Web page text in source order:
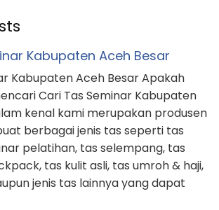
Kabupaten Aceh Besar
Kabupaten Aceh Besar Apakah
Cari Tas Seminar Kabupaten
kenal kami merupakan produsen
berbagai jenis tas seperti tas
pelatihan, tas selempang, tas
tas kulit asli, tas umroh & haji,
jenis tas lainnya yang dapat